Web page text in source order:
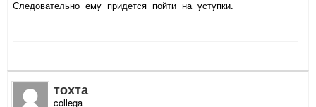
Следовательно ему придется пойти на уступки.
тохта
collega